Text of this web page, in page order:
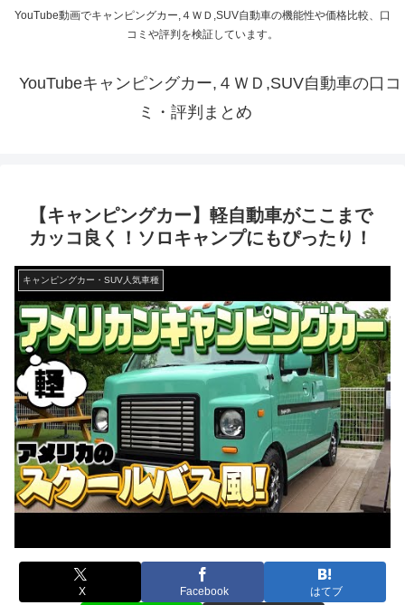
YouTube動画でキャンピングカー,４ＷＤ,SUV自動車の機能性や価格比較、口
コミや評判を検証しています。
YouTubeキャンピングカー,４ＷＤ,SUV自動車の口コ
ミ・評判まとめ
【キャンピングカー】軽自動車がここまで
カッコ良く！ソロキャンプにもぴったり！
キャンピングカー・SUV人気車種
X Facebook はてブ